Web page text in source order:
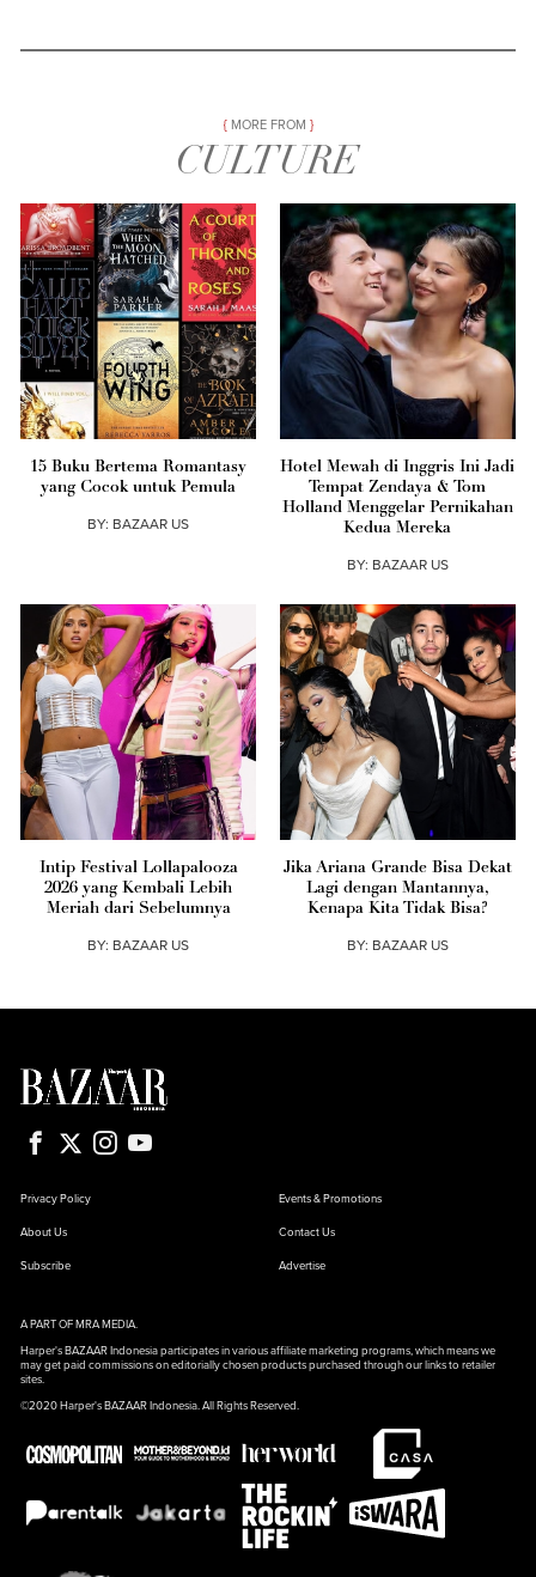
MORE FROM
CULTURE
15 Buku Bertema Romantasy
yang Cocok untuk Pemula
BY: BAZAAR US
Hotel Mewah di Inggris Ini Jadi
Tempat Zendaya & Tom
Holland Menggelar Pernikahan
Kedua Mereka
BY: BAZAAR US
Intip Festival Lollapalooza
2026 yang Kembali Lebih
Meriah dari Sebelumnya
BY: BAZAAR US
Jika Ariana Grande Bisa Dekat
Lagi dengan Mantannya,
Kenapa Kita Tidak Bisa?
BY: BAZAAR US
Privacy Policy Events & Promotions
About Us Contact Us
Subscribe Advertise
A PART OF MRA MEDIA.
Harper's BAZAAR Indonesia participates in various affiliate marketing programs, which means we
may get paid commissions on editorially chosen products purchased through our links to retailer
sites.
©2020 Harper's BAZAAR Indonesia. All Rights Reserved.